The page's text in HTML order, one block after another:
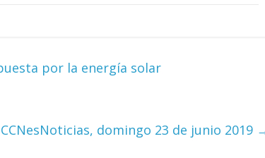
por la energía solar
domingo 23 de junio 2019